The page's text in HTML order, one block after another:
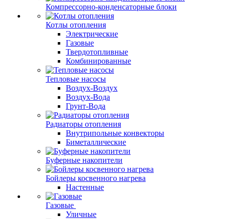
Компрессорно-конденсаторные блоки
Котлы отопления
Электрические
Газовые
Твердотопливные
Комбинированные
Тепловые насосы
Воздух-Воздух
Воздух-Вода
Грунт-Вода
Радиаторы отопления
Внутрипольные конвекторы
Биметаллические
Буферные накопители
Бойлеры косвенного нагрева
Настенные
Газовые
Уличные